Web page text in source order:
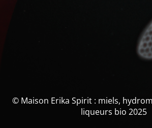
© Maison Erika Spirit : miels,
liqueurs bio 2025